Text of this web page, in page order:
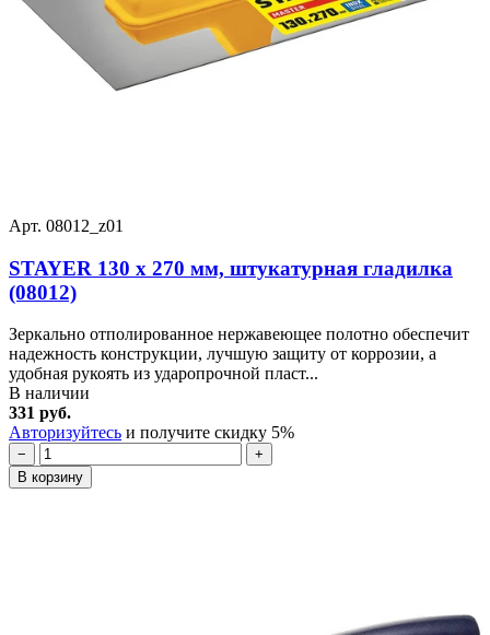
Арт. 08012_z01
STAYER 130 х 270 мм, штукатурная гладилка
(08012)
Зеркально отполированное нержавеющее полотно обеспечит
надежность конструкции, лучшую защиту от коррозии, а
удобная рукоять из ударопрочной пласт...
В наличии
331 руб.
Авторизуйтесь и получите скидку 5%
−
+
В корзину